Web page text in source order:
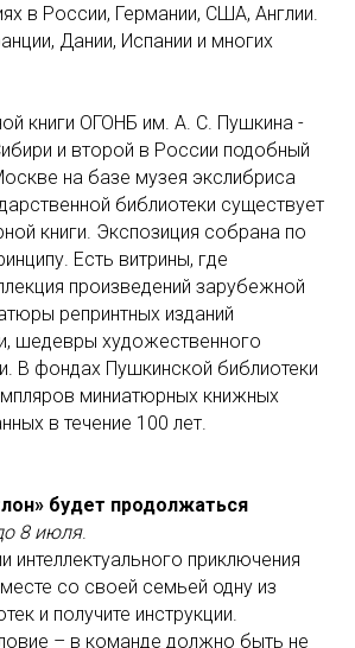
в России, Германии, США, Англии.
Дании, Испании и многих
книги ОГОНБ им. А. С. Пушкина -
и второй в России подобный
на базе музея экслибриса
библиотеки существует
книги. Экспозиция собрана по
Есть витрины, где
произведений зарубежной
репринтных изданий
шедевры художественного
В фондах Пушкинской библиотеки
миниатюрных книжных
в течение 100 лет.
будет продолжаться
8 июля.
интеллектуального приключения
со своей семьей одну из
и получите инструкции.
– в команде должно быть не